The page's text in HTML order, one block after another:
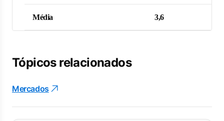
Média 3,6
Tópicos relacionados
Mercados